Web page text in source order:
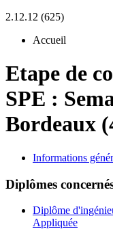
2.12.12 (625)
Accueil
Etape de
SPE :
Bordeaux
Informations
Diplômes
Diplôme
Appliquée